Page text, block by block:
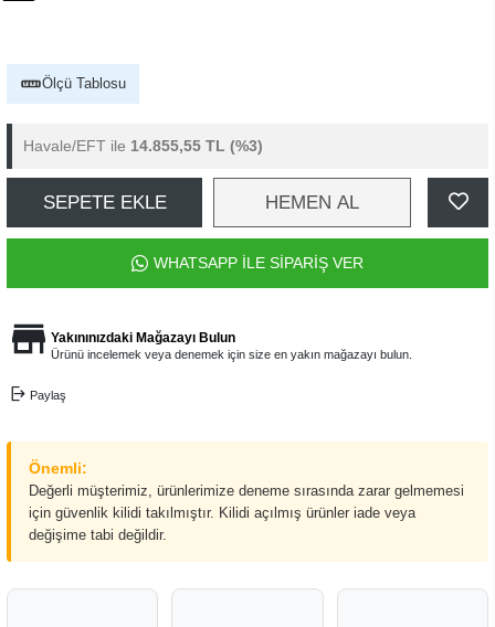
Ölçü Tablosu
Havale/EFT ile 14.855,55 TL (%3)
SEPETE EKLE HEMEN AL
WHATSAPP İLE SİPARİŞ VER
Yakınınızdaki Mağazayı Bulun
Ürünü incelemek veya denemek için size en yakın mağazayı bulun.
Paylaş
Önemli:
Değerli müşterimiz, ürünlerimize deneme sırasında zarar gelmemesi
için güvenlik kilidi takılmıştır. Kilidi açılmış ürünler iade veya
değişime tabi değildir.